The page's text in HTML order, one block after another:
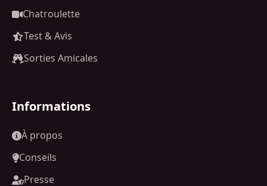
Chatroulette
Test & Avis
Sorties Amicales
Informations
À propos
Conseils
Presse